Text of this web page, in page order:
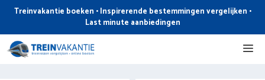
de
inhoud
Treinvakantie boeken • Inspirerende bestemmingen vergelijken •
Last minute aanbiedingen